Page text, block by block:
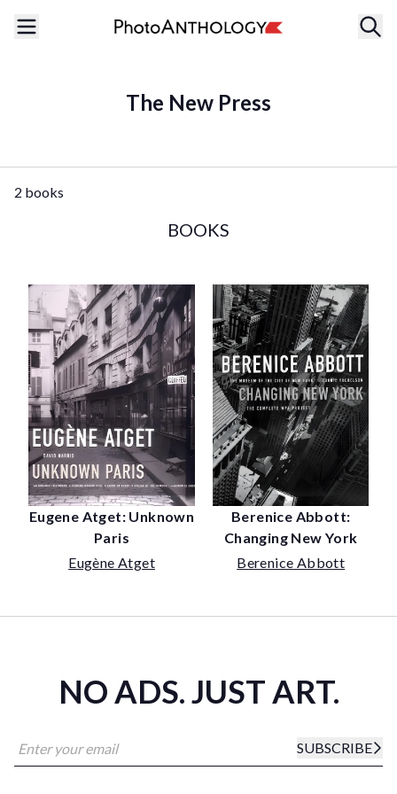
The New Press
2 books
BOOKS
Eugene Atget: Unknown
Paris
Eugène Atget
Berenice Abbott:
Changing New York
Berenice Abbott
NO ADS. JUST ART.
SUBSCRIBE